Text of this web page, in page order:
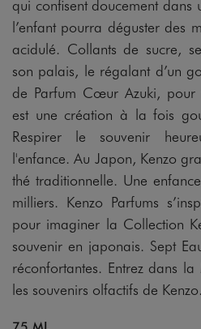
qui confisent doucement dans
l’enfant pourra déguster des
acidulé. Collants de sucre,
son palais, le régalant d’un
de Parfum Cœur Azuki,
est une création à la fois
Respirer le souvenir
l'enfance. Au Japon, Kenzo
thé traditionnelle. Une
milliers. Kenzo Parfums
pour imaginer la Collection
souvenir en japonais. Sept
réconfortantes. Entrez dans
les souvenirs olfactifs de Kenzo.